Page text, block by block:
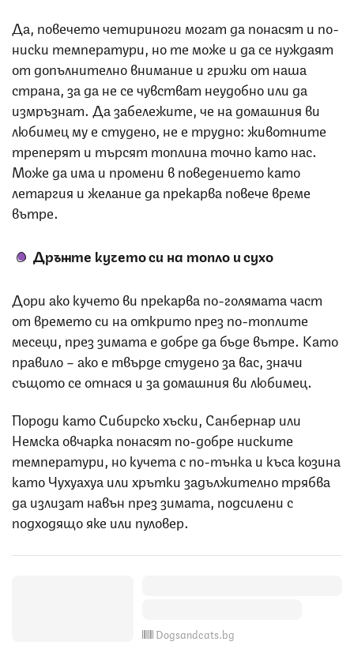
Да, повечето четириноги могат да понасят и по-
ниски температури, но те може и да се нуждаят
от допълнително внимание и грижи от наша
страна, за да не се чувстват неудобно или да
измръзнат. Да забележите, че на домашния ви
любимец му е студено, не е трудно: животните
треперят и търсят топлина точно като нас.
Може да има и промени в поведението като
летаргия и желание да прекарва повече време
вътре.
Дръжте кучето си на топло и сухо
Дори ако кучето ви прекарва по-голямата част
от времето си на открито през по-топлите
месеци, през зимата е добре да бъде вътре. Като
правило – ако е твърде студено за вас, значи
същото се отнася и за домашния ви любимец.
Породи като Сибирско хъски, Санбернар или
Немска овчарка понасят по-добре ниските
температури, но кучета с по-тънка и къса козина
като Чухуахуа или хрътки задължително трябва
да излизат навън през зимата, подсилени с
подходящо яке или пуловер.
Dogsandcats.bg